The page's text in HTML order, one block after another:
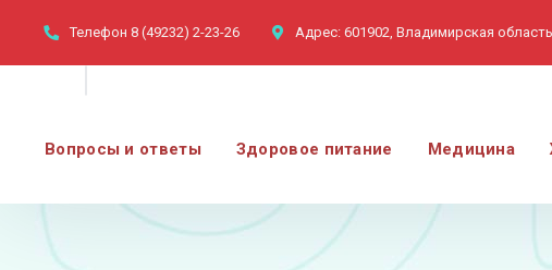
Телефон 8 (49232) 2-23-26 Адрес: 601902, Владимирская
Вопросы и ответы Здоровое питание Медицина